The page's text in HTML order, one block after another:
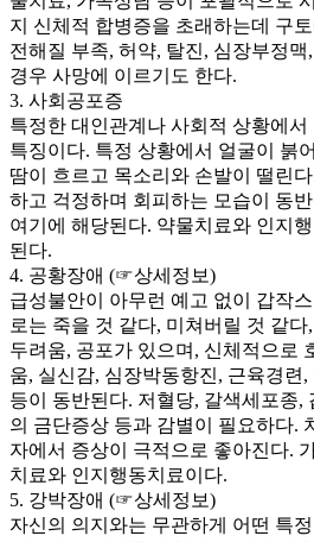
지 신체적 합병증을 초래하는데 구
전해질 부족, 허약, 탈진, 심장부정
경우 사망에 이르기도 한다.
3. 사회공포증
특정한 대인관계나 사회적 상황에서
특징이다. 특정 상황에서 얼굴이 붉
땀이 흐르고 목소리와 손발이 떨린
하고 걱정하며 회피하는 모습이 동
여기에 해당된다. 약물치료와 인지
된다.
4. 공황장애 (☞상세정보)
급성불안이 아무런 예고 없이 갑작
로는 죽을 것 같다, 미쳐버릴 것 같
두려움, 공포가 있으며, 신체적으로
움, 실신감, 심장박동항진, 근육경련
등이 동반된다. 저혈당, 갈색세포종,
의 금단증상 등과 감별이 필요하다.
자에서 증상이 극적으로 좋아진다.
치료와 인지행동치료이다.
5. 강박장애 (☞상세정보)
자신의 의지와는 무관하게 어떤 특